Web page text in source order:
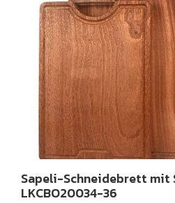
Sapeli-Schneidebrett
LKCBO20034-36